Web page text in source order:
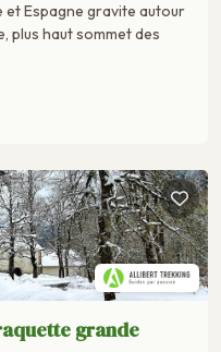
Espagne gravite autour
plus haut sommet des
grande